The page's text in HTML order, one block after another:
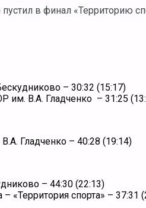
в финал «Территорию
– 30:32 (15:17)
им. В.А. Гладченко – 31:25
Гладченко – 40:28 (19:14)
– 44:30 (22:13)
«Территория спорта» – 37:31